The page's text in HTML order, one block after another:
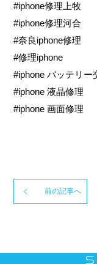
#iphone修理上牧
#iphone修理河合
#奈良iphone修理
#修理iphone
#iphone バッテリー
#iphone 液晶修理
#iphone 画面修理
前の記事へ